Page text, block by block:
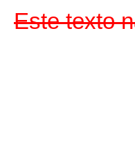
Este texto